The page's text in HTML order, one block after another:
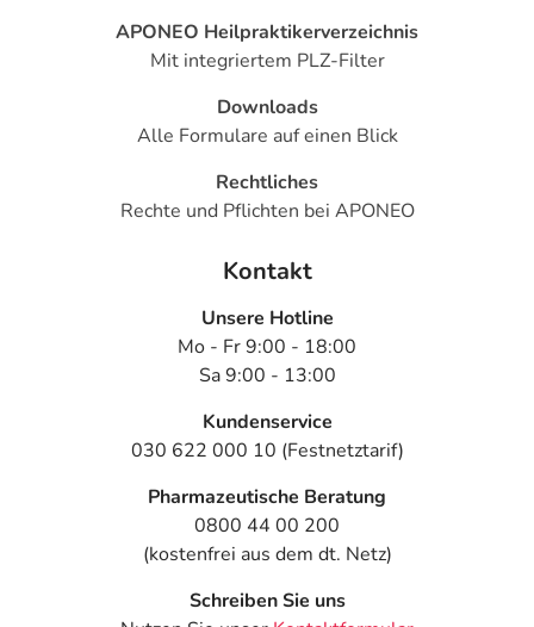
APONEO Heilpraktikerverzeichnis
Mit integriertem PLZ-Filter
Downloads
Alle Formulare auf einen Blick
Rechtliches
Rechte und Pflichten bei APONEO
Kontakt
Unsere Hotline
Mo - Fr 9:00 - 18:00
Sa 9:00 - 13:00
Kundenservice
030 622 000 10 (Festnetztarif)
Pharmazeutische Beratung
0800 44 00 200
(kostenfrei aus dem dt. Netz)
Schreiben Sie uns